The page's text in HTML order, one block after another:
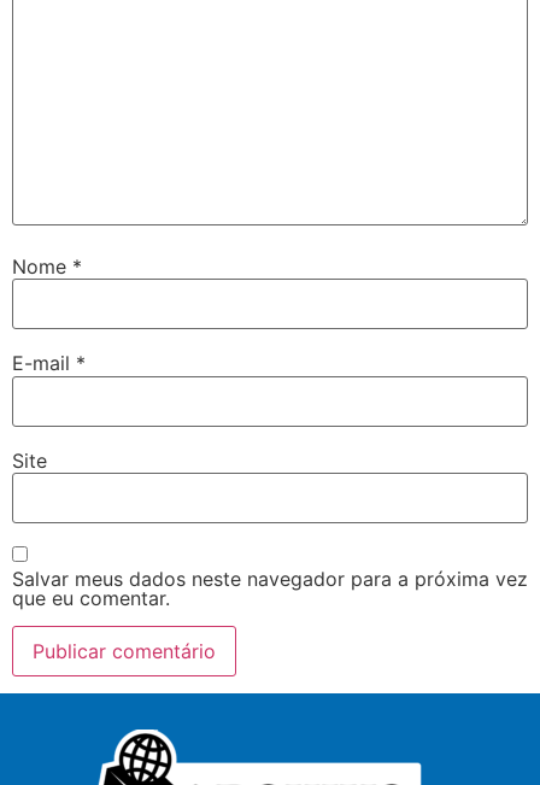
Nome *
E-mail *
Site
Salvar meus dados neste navegador para a próxima vez
que eu comentar.